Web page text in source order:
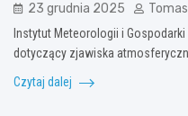
23 grudnia 2025
Instytut Meteorologii i Gospodarki
dotyczący zjawiska
Czytaj dalej